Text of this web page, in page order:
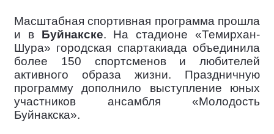
Масштабная спортивная программа прошла
и в Буйнакске. На стадионе «Темирхан-
Шура» городская спартакиада объединила
более 150 спортсменов и любителей
активного образа жизни. Праздничную
программу дополнило выступление юных
участников ансамбля «Молодость
Буйнакска».